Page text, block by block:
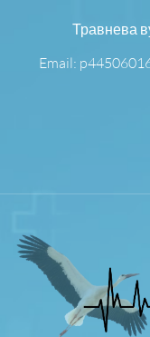
Травнева
Email: